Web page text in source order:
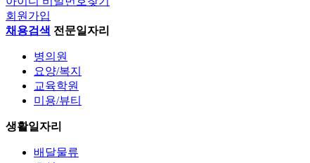
회원가입
채용검색 전문일자리
병의원
요양/복지
교육학원
미용/뷰티
생활일자리
배달물류